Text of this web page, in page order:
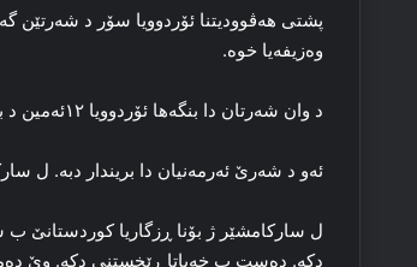
وه‌زیفه‌یا خوه‌.
د وان شه‌رتان دا‌ بنگه‌ها ئۆردوویا ۱۲ئه‌مین د بن پێشه‌نگیا ئیحسان نووری پاشا دا ئاڤا دبه‌.
ئه‌و د شه‌رێ ئه‌رمه‌نیان دا بریندار دبه‌. ل
ل سارکامشێر ژ بۆنا ڕزگاریا کوردستانێ ب
دکه‌. ده‌ست ب خه‌باتا ڕێخستنی دکه‌. وێ